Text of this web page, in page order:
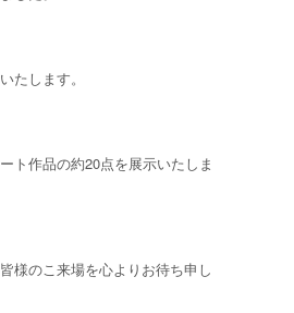
たします。
ト作品の約20点を展示いたしま
様のこ来場を心よりお待ち申し